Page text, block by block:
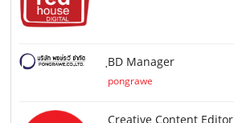
ฺBD Manager
pongrawe
Creative Content Editor